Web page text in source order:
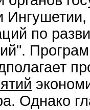
по
Однако